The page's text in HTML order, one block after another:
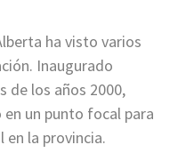
ha visto varios
Inaugurado
de los años 2000,
un punto focal para
la provincia.